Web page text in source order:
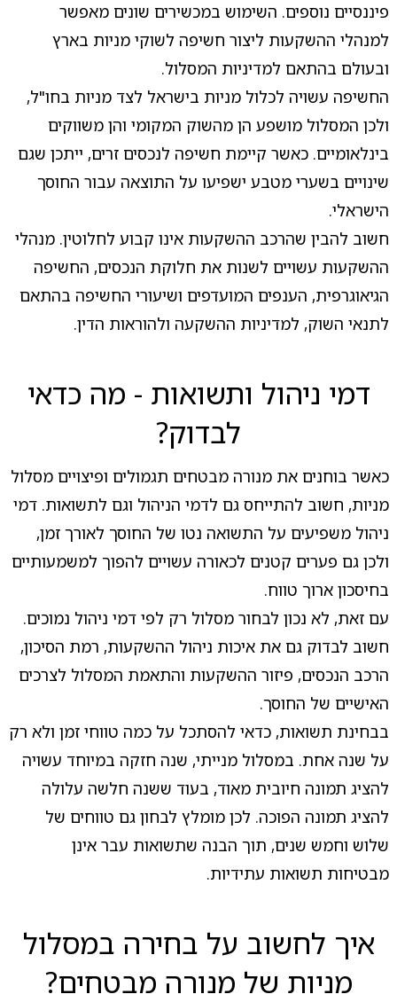
פיננסיים נוספים. השימוש במכשירים שונים מאפשר
למנהלי ההשקעות ליצור חשיפה לשוקי מניות בארץ
ובעולם בהתאם למדיניות המסלול.
החשיפה עשויה לכלול מניות בישראל לצד מניות בחו"ל,
ולכן המסלול מושפע הן מהשוק המקומי והן משווקים
בינלאומיים. כאשר קיימת חשיפה לנכסים זרים, ייתכן שגם
שינויים בשערי מטבע ישפיעו על התוצאה עבור החוסך
הישראלי.
חשוב להבין שהרכב ההשקעות אינו קבוע לחלוטין. מנהלי
ההשקעות עשויים לשנות את חלוקת הנכסים, החשיפה
הגיאוגרפית, הענפים המועדפים ושיעורי החשיפה בהתאם
לתנאי השוק, למדיניות ההשקעה ולהוראות הדין.
דמי ניהול ותשואות - מה כדאי
לבדוק?
כאשר בוחנים את מנורה מבטחים תגמולים ופיצויים מסלול
מניות, חשוב להתייחס גם לדמי הניהול וגם לתשואות. דמי
ניהול משפיעים על התשואה נטו של החוסך לאורך זמן,
ולכן גם פערים קטנים לכאורה עשויים להפוך למשמעותיים
בחיסכון ארוך טווח.
עם זאת, לא נכון לבחור מסלול רק לפי דמי ניהול נמוכים.
חשוב לבדוק גם את איכות ניהול ההשקעות, רמת הסיכון,
הרכב הנכסים, פיזור ההשקעות והתאמת המסלול לצרכים
האישיים של החוסך.
בבחינת תשואות, כדאי להסתכל על כמה טווחי זמן ולא רק
על שנה אחת. במסלול מנייתי, שנה חזקה במיוחד עשויה
להציג תמונה חיובית מאוד, בעוד ששנה חלשה עלולה
להציג תמונה הפוכה. לכן מומלץ לבחון גם טווחים של
שלוש וחמש שנים, תוך הבנה שתשואות עבר אינן
מבטיחות תשואות עתידיות.
איך לחשוב על בחירה במסלול
מניות של מנורה מבטחים?